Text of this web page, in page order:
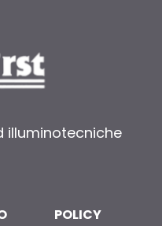
illuminotecniche
POLICY